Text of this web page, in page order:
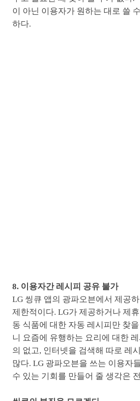
이 아닌 이용자가 원하는 대로 쓸
하다.
8. 이용자간 레시피 공유 불가
LG 씽큐 앱의 광파오븐에서 제공
제한적이다. LG가 제공하거나 제
동 식품에 대한 자동 레시피만 찾
니 요즘에 유행하는 요리에 대한
의 없고, 인터넷을 검색해 따로 레
많다. LG 광파오븐을 쓰는 이용자
수 있는 기회를 만들어 줄 생각은